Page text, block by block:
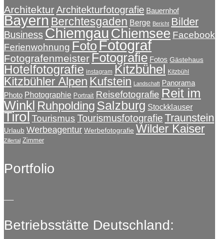
ArchitekturArchitekturfotografie Bauernhof
Bayern Berchtesgaden Berge Bericht Bilder
Business Chiemgau Chiemsee Facebook
Ferienwohnung Foto Fotograf
Fotografenmeister Fotografie Fotos Gästehaus
Hotelfotografie instagram Kitzbühel Kitzbühl
Kitzbühler Alpen Kufstein Landschaft Panorama
Photo Photographie Portrait Reisefotografie Reit im
Winkl Ruhpolding Salzburg Stockklauser
Tirol Tourismus TourismusfotografieTraunstein
Urlaub Werbeagentur Werbefotografie Wilder Kaiser
Zillertal Zimmer
Portfolio
Betriebsstätte Deutschland: